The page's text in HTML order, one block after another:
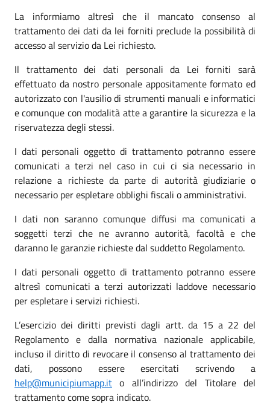
La informiamo altresì che il mancato consenso al
trattamento dei dati da lei forniti preclude la possibilità di
accesso al servizio da Lei richiesto.
Il trattamento dei dati personali da Lei forniti sarà
effettuato da nostro personale appositamente formato ed
autorizzato con l'ausilio di strumenti manuali e informatici
e comunque con modalità atte a garantire la sicurezza e la
riservatezza degli stessi.
I dati personali oggetto di trattamento potranno essere
comunicati a terzi nel caso in cui ci sia necessario in
relazione a richieste da parte di autorità giudiziarie o
necessario per espletare obblighi fiscali o amministrativi.
I dati non saranno comunque diffusi ma comunicati a
soggetti terzi che ne avranno autorità, facoltà e che
daranno le garanzie richieste dal suddetto Regolamento.
I dati personali oggetto di trattamento potranno essere
altresì comunicati a terzi autorizzati laddove necessario
per espletare i servizi richiesti.
L’esercizio dei diritti previsti dagli artt. da 15 a 22 del
Regolamento e dalla normativa nazionale applicabile,
incluso il diritto di revocare il consenso al trattamento dei
dati, possono essere esercitati scrivendo a
help@municipiumapp.it o all’indirizzo del Titolare del
trattamento come sopra indicato.